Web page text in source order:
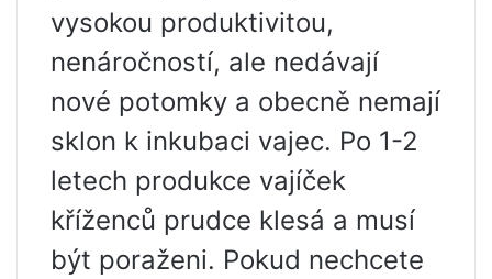
vysokou produktivitou,
nenáročností, ale nedávají
nové potomky a obecně nemají
sklon k inkubaci vajec. Po 1-2
letech produkce vajíček
kříženců prudce klesá a musí
být poraženi. Pokud nechcete